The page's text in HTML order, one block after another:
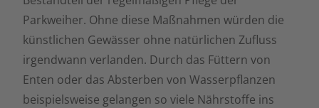
Parkweiher. Ohne diese Maßnahmen würden die
künstlichen Gewässer ohne natürlichen Zufluss
irgendwann verlanden. Durch das Füttern von
Enten oder das Absterben von Wasserpflanzen
beispielsweise gelangen so viele Nährstoffe ins